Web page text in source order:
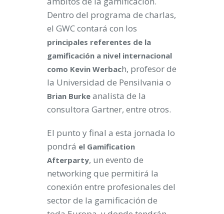
Dentro del programa de charlas,
el GWC contará con los
principales referentes de la
gamificación a nivel internacional
como Kevin Werbach, profesor de
la Universidad de Pensilvania o
Brian Burke analista de la
consultora Gartner, entre otros.
El punto y final a esta jornada lo
pondrá el Gamification
Afterparty, un evento de
networking que permitirá la
conexión entre profesionales del
sector de la gamificación de